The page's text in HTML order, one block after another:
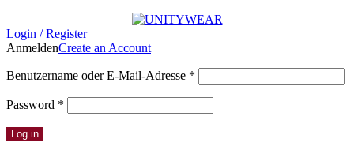
Login / Register
AnmeldenCreate an Account
Benutzername oder E-Mail-Adresse *
Password *
Log in